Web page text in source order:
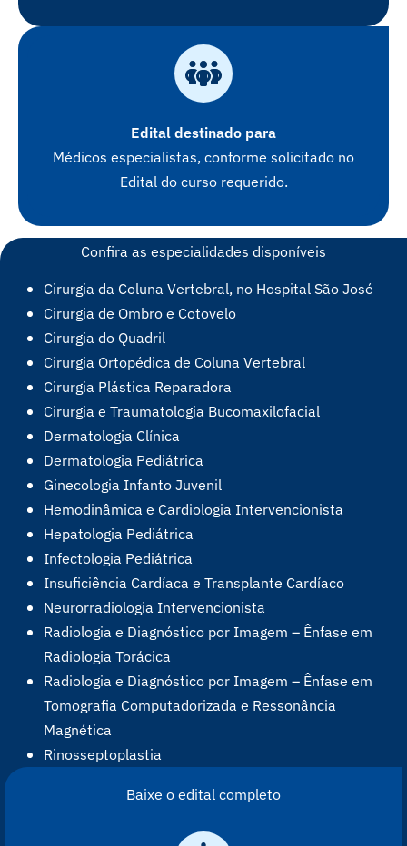
Edital destinado para
Médicos especialistas, conforme solicitado no
Edital do curso requerido.
Confira as especialidades disponíveis
Cirurgia da Coluna Vertebral, no Hospital São José
Cirurgia de Ombro e Cotovelo
Cirurgia do Quadril
Cirurgia Ortopédica de Coluna Vertebral
Cirurgia Plástica Reparadora
Cirurgia e Traumatologia Bucomaxilofacial
Dermatologia Clínica
Dermatologia Pediátrica
Ginecologia Infanto Juvenil
Hemodinâmica e Cardiologia Intervencionista
Hepatologia Pediátrica
Infectologia Pediátrica
Insuficiência Cardíaca e Transplante Cardíaco
Neurorradiologia Intervencionista
Radiologia e Diagnóstico por Imagem – Ênfase em
Radiologia Torácica
Radiologia e Diagnóstico por Imagem – Ênfase em
Tomografia Computadorizada e Ressonância
Magnética
Rinosseptoplastia
Baixe o edital completo